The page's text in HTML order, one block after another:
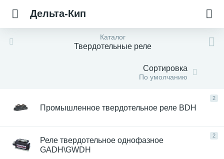
Дельта-Кип
Каталог
Твердотельные реле
Сортировка
По умолчанию
2
Промышленное твердотельное реле BDH
2
Реле твердотельное однофазное
GADH\GWDH